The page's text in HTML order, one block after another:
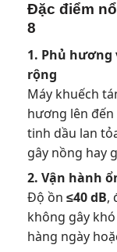
Đặc điểm
8
1. Phủ
rộng
Máy khuếch
hương lên đến
tinh dầu lan
gây nồng hay
2. Vận hành
Độ ồn ≤40 dB,
không gây
hàng ngày